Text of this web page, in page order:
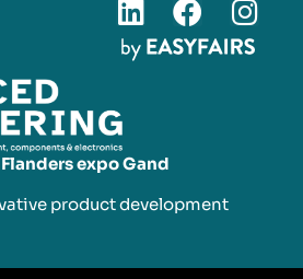
expo Gand
product development​